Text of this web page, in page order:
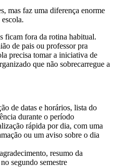
mas faz uma diferença enorme
ficam fora da rotina habitual.
de pais ou professor pra
precisa tomar a iniciativa de
que não sobrecarregue a
de datas e horários, lista do
durante o período
rápida por dia, com uma
ou um aviso sobre o dia
resumo da
segundo semestre